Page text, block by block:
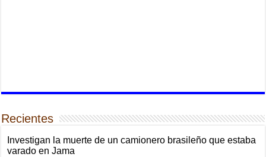
Recientes
Investigan la muerte de un camionero brasileño que estaba
varado en Jama